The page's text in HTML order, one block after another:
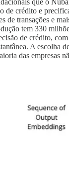
de crédito e
de transações e
tem 330
de crédito,
A escolha
das empresas